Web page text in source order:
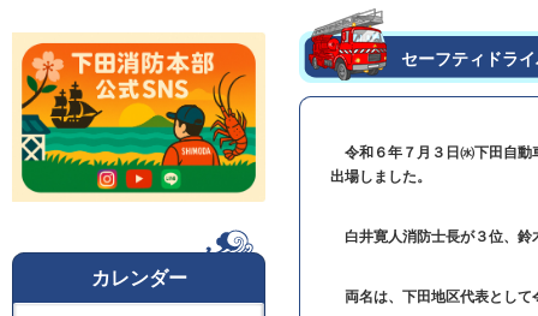
セーフティドラ
令和６年７月３日㈬下田自動
出場しました。
白井寛人消防士長が３位、鈴
両名は、下田地区代表として
カレンダー